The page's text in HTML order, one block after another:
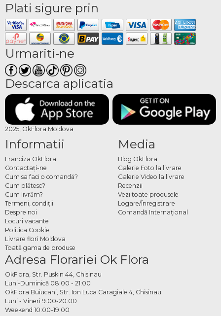
Plati sigure prin
Urmariti-ne
Descarca aplicatia
2025, OkFlora Moldova
Informatii
Franciza OkFlora
Contactaţi-ne
Cum sa faci o comandă?
Cum plătesc?
Cum livrăm?
Termeni, condiţii
Despre noi
Locuri vacante
Politica Cookie
Livrare flori Moldova
Toată gama de produse
Media
Blog OkFlora
Galerie Foto la livrare
Galerie Video la livrare
Recenzii
Vezi toate produsele
Logare/Înregistrare
Comandă Internațional
Adresa Florariei Ok Flora
OkFlora, Str. Puskin 44, Chisinau
Luni-Duminică 08:00 - 21:00
OkFlora Buiucani, Str. Ion Luca Caragiale 4, Chisinau
Luni - Vineri 9:00-20:00
Weekend 10:00-19:00